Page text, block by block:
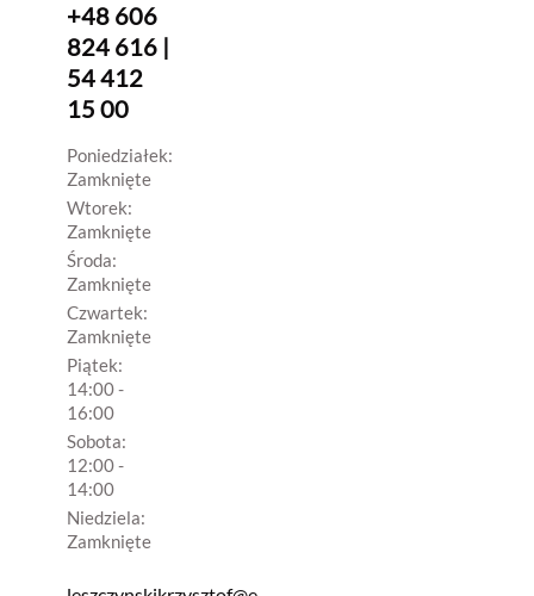
+48 606
824 616 |
54 412
15 00
Poniedziałek:
Zamknięte
Wtorek:
Zamknięte
Środa:
Zamknięte
Czwartek:
Zamknięte
Piątek:
14:00 -
16:00
Sobota:
12:00 -
14:00
Niedziela:
Zamknięte